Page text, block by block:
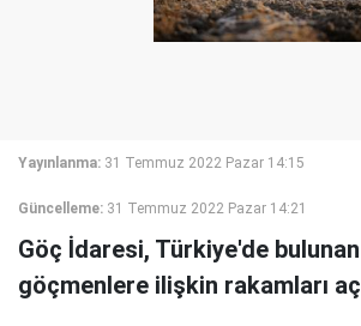
Yayınlanma: 31 Temmuz 2022 Pazar 14:15
Güncelleme: 31 Temmuz 2022 Pazar 14:21
Göç İdaresi, Türkiye'de
göçmenlere ilişkin rakamları